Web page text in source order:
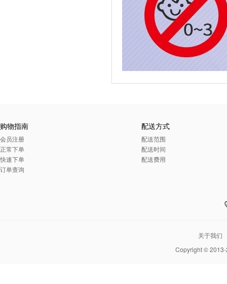
购物指南
会员注册
正常下单
快速下单
订单查询
配送方式
配送范围
配送时间
配送费用
关于我们
Copyright ©